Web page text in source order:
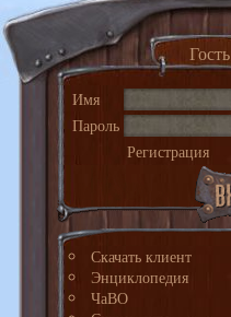
Гость
Имя
Пароль
Регистрация
Скачать клиент
Энциклопедия
ЧаВО